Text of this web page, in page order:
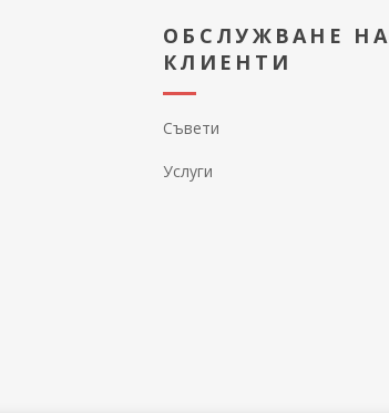
ОБСЛУЖВАНЕ НА
КЛИЕНТИ
Съвети
Услуги